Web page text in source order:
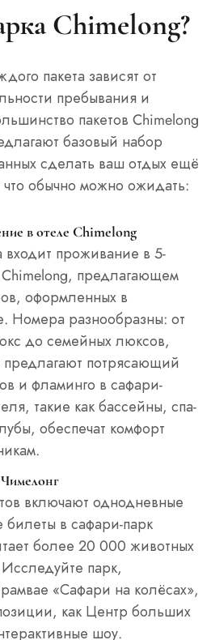
Chimelong?
пакета зависят от
пребывания и
пакетов Chimelong
базовый набор
сделать ваш отдых ещё
обычно можно ожидать:
в отеле Chimelong
входит проживание в 5-
предлагающем
оформленных в
Номера разнообразны: от
до семейных люксов,
предлагают потрясающий
и фламинго в сафари-
такие как бассейны, спа-
обеспечат комфорт
включают однодневные
в сафари-парк
более 20 000 животных
парк,
«Сафари на колёсах»,
как Центр больших
шоу.